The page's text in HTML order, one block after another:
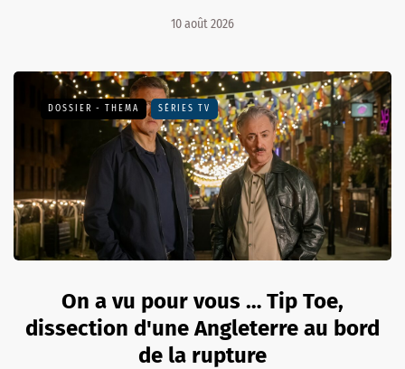
10 août 2026
DOSSIER - THEMA SÉRIES TV
On a vu pour vous … Tip Toe,
dissection d'une Angleterre au bord
de la rupture